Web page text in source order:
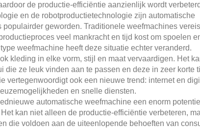
de productie-efficiëntie aanzienlijk wordt
en de robotproductietechnologie zijn automatische
geworden. Traditionele weefmachines
veel mankracht en tijd kost om spoelen
weefmachine heeft deze situatie echter veranderd.
kleding in elke vorm, stijl en maat vervaardigen. Het
die ze leuk vinden aan te passen en deze in zeer korte
vertegenwoordigt ook een nieuwe trend: internet en
en snelle diensten.
automatische weefmachine een enorm
kan niet alleen de productie-efficiëntie verbeteren,
die voldoen aan de uiteenlopende behoeften van